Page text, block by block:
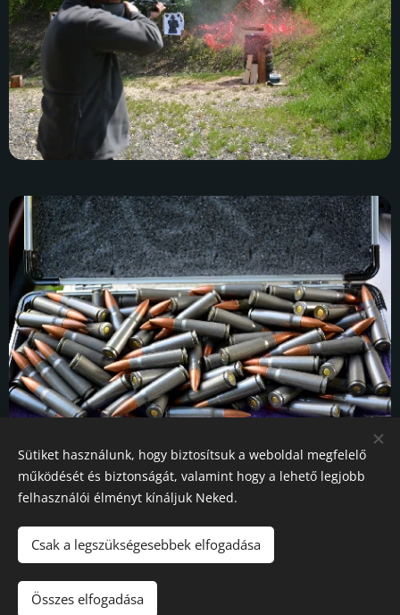
Fotógaléria
A képeket biztosította:Cimre
Sütiket használunk, hogy biztosítsuk a weboldal megfelelő
működését és biztonságát, valamint hogy a lehető legjobb
felhasználói élményt kínáljuk Neked.
Csak a legszükségesebbek elfogadása
Összes elfogadása